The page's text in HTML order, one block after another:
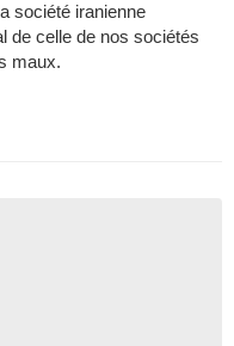
société iranienne
de celle de nos sociétés
maux.